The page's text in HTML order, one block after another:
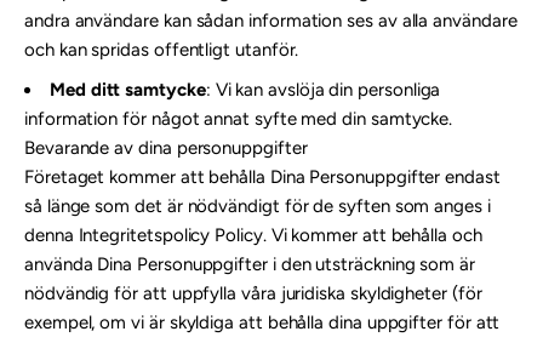
andra användare kan sådan information ses av alla användare
och kan spridas offentligt utanför.
Med ditt samtycke: Vi kan avslöja din personliga
information för något annat syfte med din samtycke.
Bevarande av dina personuppgifter
Företaget kommer att behålla Dina Personuppgifter endast
så länge som det är nödvändigt för de syften som anges i
denna Integritetspolicy Policy. Vi kommer att behålla och
använda Dina Personuppgifter i den utsträckning som är
nödvändig för att uppfylla våra juridiska skyldigheter (för
exempel, om vi är skyldiga att behålla dina uppgifter för att